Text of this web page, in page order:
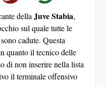
della Juve Stabia
sul quale tutte le
cadute. Questa
quanto il tecnico delle
di non inserire nella lista
il terminale offensivo